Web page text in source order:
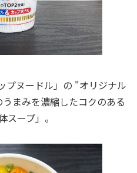
プヌードル」の "オリジナル
まみを濃縮したコクのある
ープ」。